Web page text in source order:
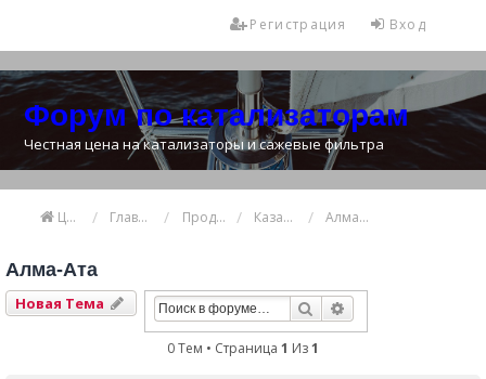
Вход
Регистрация
Форум по катализаторам
Честная цена на катализаторы и сажевые фильтра
Цена катализатора Главная Продажа и покупка катализаторов Казахстан Алма-Ата
Алма-Ата
Новая Тема Поиск
0 Тем • Страница 1 Из1